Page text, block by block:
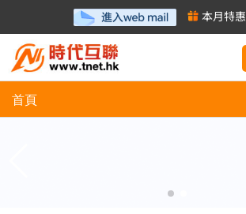
本月特惠
首頁